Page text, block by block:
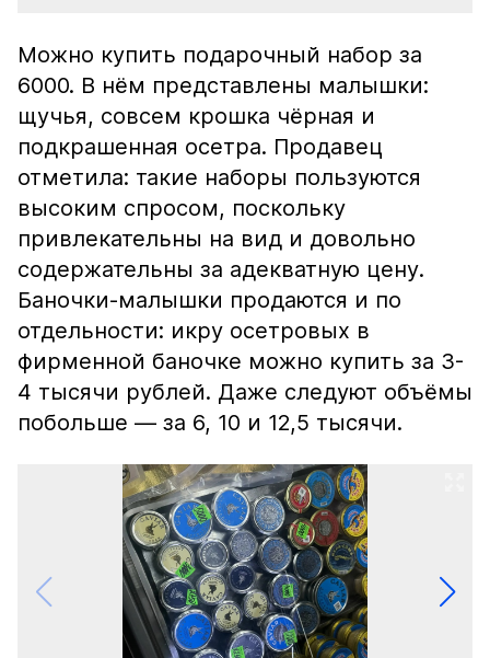
Можно купить подарочный набор за
6000. В нём представлены малышки:
щучья, совсем крошка чёрная и
подкрашенная осетра. Продавец
отметила: такие наборы пользуются
высоким спросом, поскольку
привлекательны на вид и довольно
содержательны за адекватную цену.
Баночки-малышки продаются и по
отдельности: икру осетровых в
фирменной баночке можно купить за 3-
4 тысячи рублей. Даже следуют объёмы
побольше — за 6, 10 и 12,5 тысячи.